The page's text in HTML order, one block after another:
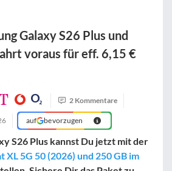
Galaxy S26 Plus und
voraus für eff. 6,15 €
2 Kommentare
auf bevorzugen
S26 Plus kannst Du jetzt mit der
XL 5G 50 (2026) und 250 GB im